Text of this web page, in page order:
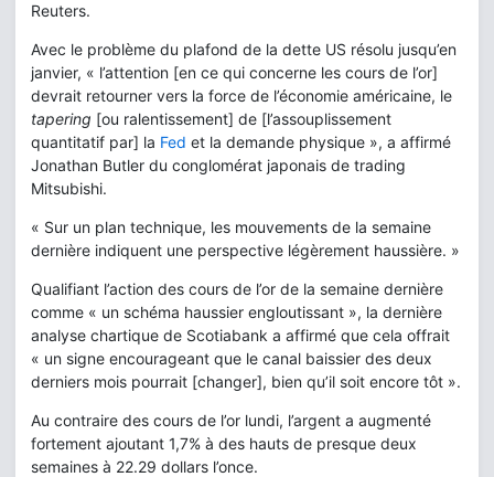
Reuters.
Avec le problème du plafond de la dette US résolu jusqu’en
janvier, « l’attention [en ce qui concerne les cours de l’or]
devrait retourner vers la force de l’économie américaine, le
tapering [ou ralentissement] de [l’assouplissement
quantitatif par] la Fed et la demande physique », a affirmé
Jonathan Butler du conglomérat japonais de trading
Mitsubishi.
« Sur un plan technique, les mouvements de la semaine
dernière indiquent une perspective légèrement haussière. »
Qualifiant l’action des cours de l’or de la semaine dernière
comme « un schéma haussier engloutissant », la dernière
analyse chartique de Scotiabank a affirmé que cela offrait
« un signe encourageant que le canal baissier des deux
derniers mois pourrait [changer], bien qu’il soit encore tôt ».
Au contraire des cours de l’or lundi, l’argent a augmenté
fortement ajoutant 1,7% à des hauts de presque deux
semaines à 22.29 dollars l’once.